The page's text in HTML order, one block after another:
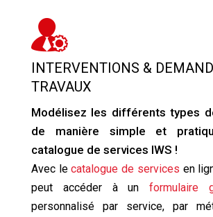
INTERVENTIONS &
TRAVAUX
Modélisez les différents types
de manière simple et
catalogue de services IWS !
Avec lecatalogue de services en
peut accéder à un formulaire
personnalisé par service, par